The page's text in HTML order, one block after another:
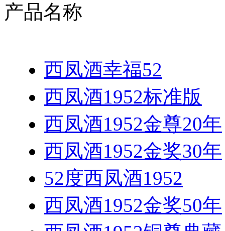
产品名称
西凤酒幸福52
西凤酒1952标准版
西凤酒1952金尊20年
西凤酒1952金奖30年
52度西凤酒1952
西凤酒1952金奖50年